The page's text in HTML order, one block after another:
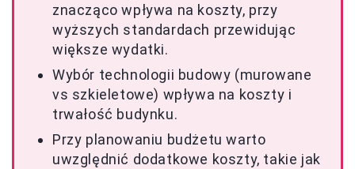
znacząco wpływa na koszty, przy
wyższych standardach przewidując
większe wydatki.
Wybór technologii budowy (murowane
vs szkieletowe) wpływa na koszty i
trwałość budynku.
Przy planowaniu budżetu warto
uwzględnić dodatkowe koszty, takie jak